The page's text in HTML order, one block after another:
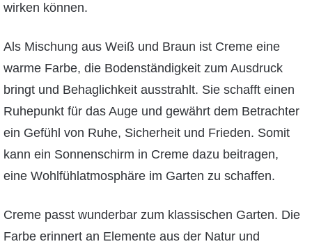
wirken können.
Als Mischung aus Weiß und Braun ist Creme eine
warme Farbe, die Bodenständigkeit zum Ausdruck
bringt und Behaglichkeit ausstrahlt. Sie schafft einen
Ruhepunkt für das Auge und gewährt dem Betrachter
ein Gefühl von Ruhe, Sicherheit und Frieden. Somit
kann ein Sonnenschirm in Creme dazu beitragen,
eine Wohlfühlatmosphäre im Garten zu schaffen.
Creme passt wunderbar zum klassischen Garten. Die
Farbe erinnert an Elemente aus der Natur und